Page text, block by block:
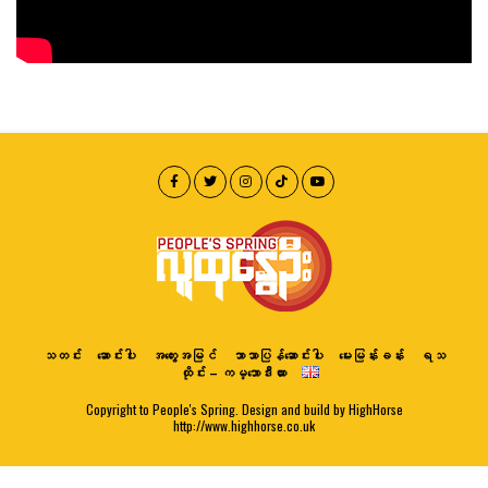
သတင်း ဆောင်းပါး အတွေးအမြင် ဘာသာပြန်ဆောင်းပါး မေးမြန်းခန်း
ရသ
ထိုင်း – ကမ္ဘောဒီးယား
Copyright to People's Spring. Design and build by HighHorse
http://www.highhorse.co.uk